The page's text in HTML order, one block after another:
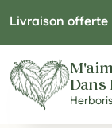
Livraison
Dans